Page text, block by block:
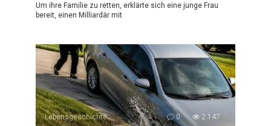
Um ihre Familie zu retten, erklärte sich eine junge Frau
bereit, einen Milliardär mit
Lebensgeschichte 0 2.147